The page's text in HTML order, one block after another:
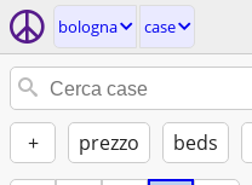
bologna case
+ prezzo beds